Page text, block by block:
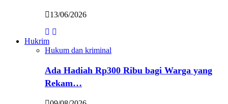
13/06/2026
Hukrim
Hukum dan kriminal
Ada Hadiah Rp300 Ribu bagi Warga yang
Rekam…